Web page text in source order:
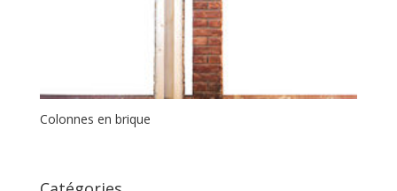
Colonnes en brique